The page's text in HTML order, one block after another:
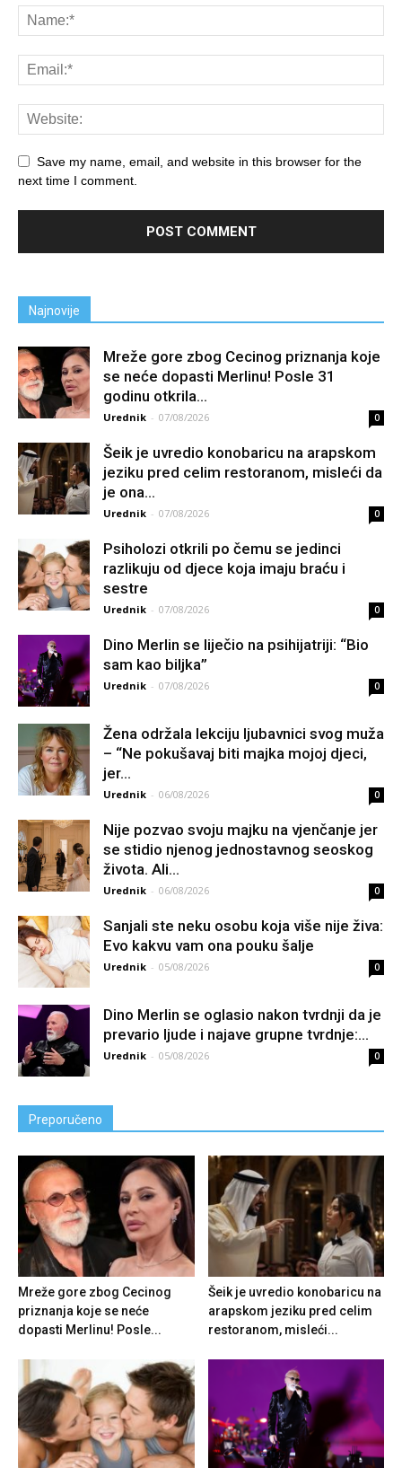
Save my name, email, and website in this browser for the
next time I comment.
Najnovije
Mreže gore zbog Cecinog priznanja koje
se neće dopasti Merlinu! Posle 31
godinu otkrila...
Urednik - 07/08/2026 0
Šeik je uvredio konobaricu na arapskom
jeziku pred celim restoranom, misleći da
je ona...
Urednik - 07/08/2026 0
Psiholozi otkrili po čemu se jedinci
razlikuju od djece koja imaju braću i
sestre
Urednik - 07/08/2026 0
Dino Merlin se liječio na psihijatriji: “Bio
sam kao biljka”
Urednik - 07/08/2026 0
Žena održala lekciju ljubavnici svog muža
– “Ne pokušavaj biti majka mojoj djeci,
jer...
Urednik - 06/08/2026 0
Nije pozvao svoju majku na vjenčanje jer
se stidio njenog jednostavnog seoskog
života. Ali...
Urednik - 06/08/2026 0
Sanjali ste neku osobu koja više nije živa:
Evo kakvu vam ona pouku šalje
Urednik - 05/08/2026 0
Dino Merlin se oglasio nakon tvrdnji da je
prevario ljude i najave grupne tvrdnje:...
Urednik - 05/08/2026 0
Preporučeno
Mreže gore zbog Cecinog
priznanja koje se neće
dopasti Merlinu! Posle...
Šeik je uvredio konobaricu na
arapskom jeziku pred celim
restoranom, misleći...